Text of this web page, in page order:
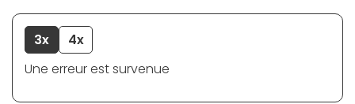
3x
4x
Une erreur est survenue